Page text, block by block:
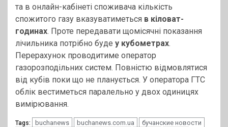
та в онлайн-кабінеті споживача кількість
спожитого газу вказуватиметься в кіловат-
годинах. Проте передавати щомісячні показання
лічильника потрібно буде у кубометрах.
Перерахунок проводитиме оператор
газорозподільних систем. Повністю відмовлятися
від кубів поки що не планується. У оператора ГТС
облік вестиметься паралельно у двох одиницях
вимірювання.
Tags: buchanews buchanews.com.ua
бучанские новости